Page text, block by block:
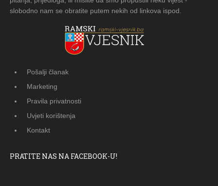
slobodno nam se obratite putem nekih od linkova ispod.
Pošalji članak
Marketing
Pravila privatnosti
Uvjeti korištenja
Kontakt
PRATITE NAS NA FACEBOOK-U!